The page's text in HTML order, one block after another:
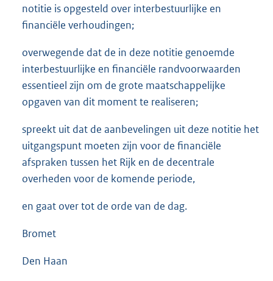
notitie is opgesteld over interbestuurlijke en
financiële verhoudingen;
overwegende dat de in deze notitie genoemde
interbestuurlijke en financiële randvoorwaarden
essentieel zijn om de grote maatschappelijke
opgaven van dit moment te realiseren;
spreekt uit dat de aanbevelingen uit deze notitie het
uitgangspunt moeten zijn voor de financiële
afspraken tussen het Rijk en de decentrale
overheden voor de komende periode,
en gaat over tot de orde van de dag.
Bromet
Den Haan